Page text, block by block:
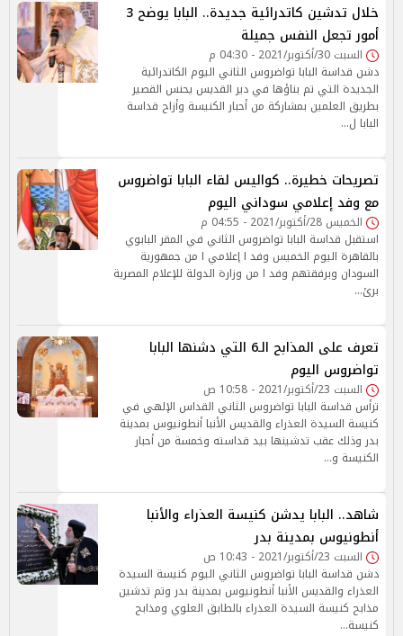
خلال تدشين كاتدرائية جديدة.. البابا يوضح 3
أمور تجعل النفس جميلة
السبت 30/أكتوبر/2021 - 04:30 م
دشن قداسة البابا تواضروس الثاني اليوم الكاتدرائية
الجديدة التي تم بناؤها في دير القديس يحنس القصير
بطريق العلمين بمشاركة من أحبار الكنيسة وأزاح قداسة
البابا ل…
تصريحات خطيرة.. كواليس لقاء البابا تواضروس
مع وفد إعلامي سوداني اليوم
الخميس 28/أكتوبر/2021 - 04:55 م
استقبل قداسة البابا تواضروس الثاني في المقر البابوي
بالقاهرة اليوم الخميس وفد ا إعلامي ا من جمهورية
السودان وبرفقتهم وفد ا من وزارة الدولة للإعلام المصرية
برئ…
تعرف على المذابح الـ6 التي دشنها البابا
تواضروس اليوم
السبت 23/أكتوبر/2021 - 10:58 ص
ترأس قداسة البابا تواضروس الثاني القداس الإلهي في
كنيسة السيدة العذراء والقديس الأنبا أنطونيوس بمدينة
بدر وذلك عقب تدشينها بيد قداسته وخمسة من أحبار
الكنيسة و…
شاهد.. البابا يدشن كنيسة العذراء والأنبا
أنطونيوس بمدينة بدر
السبت 23/أكتوبر/2021 - 10:43 ص
دشن قداسة البابا تواضروس الثاني اليوم كنيسة السيدة
العذراء والقديس الأنبا أنطونيوس بمدينة بدر وتم تدشين
مذابح كنيسة السيدة العذراء بالطابق العلوي ومذابح
كنيسة…